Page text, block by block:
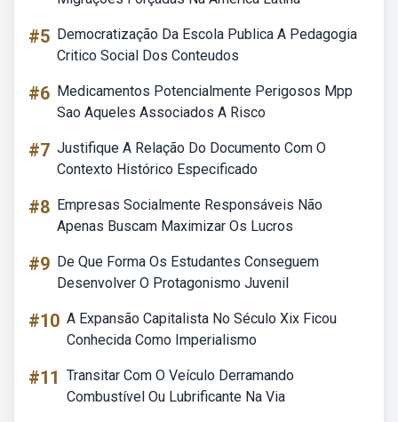
#5 Democratização Da Escola Publica A Pedagogia
Critico Social Dos Conteudos
#6 Medicamentos Potencialmente Perigosos Mpp
Sao Aqueles Associados A Risco
#7 Justifique A Relação Do Documento Com O
Contexto Histórico Especificado
#8 Empresas Socialmente Responsáveis Não
Apenas Buscam Maximizar Os Lucros
#9 De Que Forma Os Estudantes Conseguem
Desenvolver O Protagonismo Juvenil
#10 A Expansão Capitalista No Século Xix Ficou
Conhecida Como Imperialismo
#11 Transitar Com O Veículo Derramando
Combustível Ou Lubrificante Na Via